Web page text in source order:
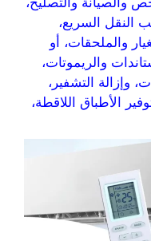
النقل السريع،
والملحقات، أو
والريموتات،
وإزالة التشفير،
الأطباق اللاقطة،